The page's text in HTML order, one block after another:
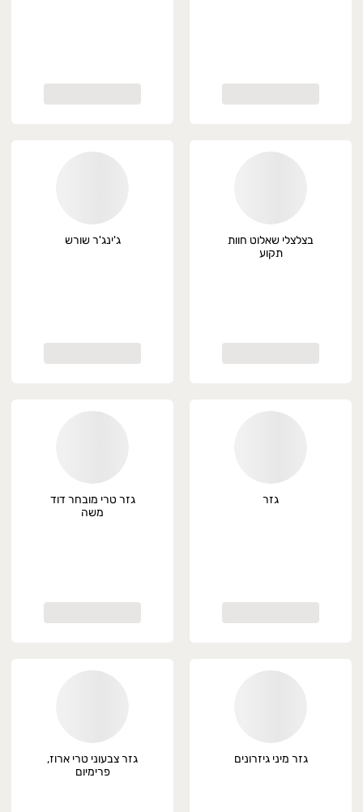
בצלצלי שאלוט חוות
תקוע
ג'ינג'ר שורש
גזר
גזר טרי מובחר דוד
משה
גזר מיני גיזרונים
גזר צבעוני טרי ארוז,
פרימיום